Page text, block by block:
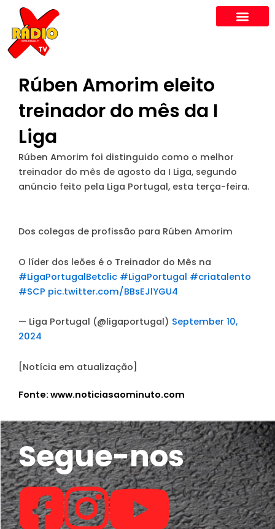
content
Rúben Amorim eleito
treinador do mês da I
Liga
Rúben Amorim foi distinguido como o melhor
treinador do mês de agosto da I Liga, segundo
anúncio feito pela Liga Portugal, esta terça-feira.
Dos colegas de profissão para Rúben Amorim
O líder dos leões é o Treinador do Mês na
#LigaPortugalBetclic #LigaPortugal #criatalento
#SCP pic.twitter.com/BBsEJlYGU4
— Liga Portugal (@ligaportugal) September 10,
2024
[Notícia em atualização]
Fonte: www.noticiasaominuto.com
Segue-nos